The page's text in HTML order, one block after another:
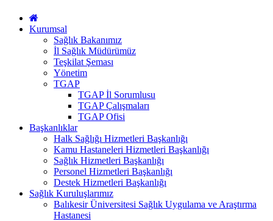
Kurumsal
Sağlık Bakanımız
İl Sağlık Müdürümüz
Teşkilat Şeması
Yönetim
TGAP
TGAP İl Sorumlusu
TGAP Çalışmaları
TGAP Ofisi
Başkanlıklar
Halk Sağlığı Hizmetleri Başkanlığı
Kamu Hastaneleri Hizmetleri Başkanlığı
Sağlık Hizmetleri Başkanlığı
Personel Hizmetleri Başkanlığı
Destek Hizmetleri Başkanlığı
Sağlık Kuruluşlarımız
Balıkesir Üniversitesi Sağlık Uygulama ve Araştırma
Hastanesi